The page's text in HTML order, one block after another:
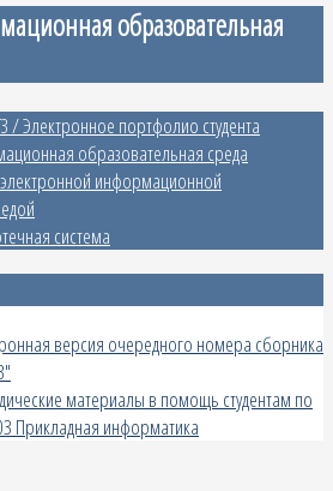
образовательная
/ Электронное портфолио студента
образовательная среда
информационной
система
версия очередного номера сборника
материалы в помощь студентам по
Прикладная информатика